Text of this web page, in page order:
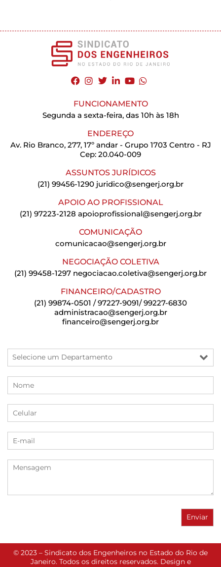
FUNCIONAMENTO
Segunda a sexta-feira, das 10h às 18h
ENDEREÇO
Av. Rio Branco, 277, 17º andar - Grupo 1703 Centro - RJ
Cep: 20.040-009
ASSUNTOS JURÍDICOS
(21) 99456-1290 juridico@sengerj.org.br
APOIO AO PROFISSIONAL
(21) 97223-2128 apoioprofissional@sengerj.org.br
COMUNICAÇÃO
comunicacao@sengerj.org.br
NEGOCIAÇÃO COLETIVA
(21) 99458-1297 negociacao.coletiva@sengerj.org.br
FINANCEIRO/CADASTRO
(21) 99874-0501 / 97227-9091/ 99227-6830
administracao@sengerj.org.br
financeiro@sengerj.org.br
© 2023 – Sindicato dos Engenheiros no Estado do Rio de
Janeiro. Todos os direitos reservados. Design e